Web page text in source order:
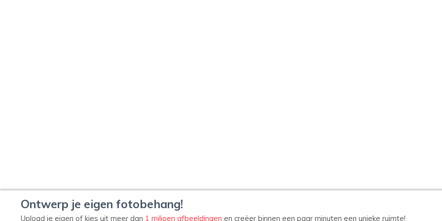
Ontwerp je eigen fotobehang!
Upload je eigen of kies uit meer dan 1 miljoen afbeeldingen en creëer binnen een paar minuten een unieke ruimte!